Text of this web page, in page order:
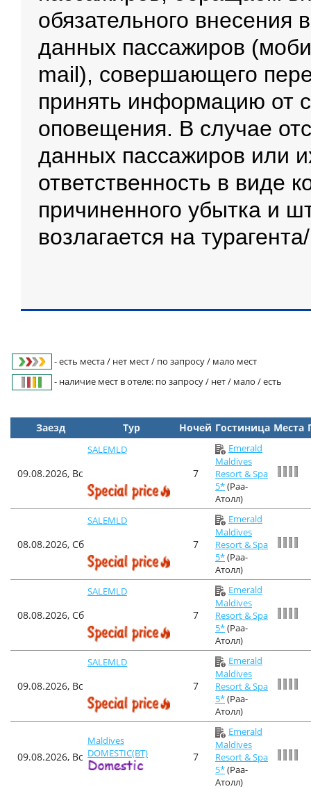
обязательного внесения
данных пассажиров
mail), совершающего
принять информацию от
оповещения. В случае
данных пассажиров или
ответственность в виде
причиненного убытка и
возлагается на
- есть места / нет мест / по запросу / мало мест
- наличие мест в отеле: по запросу / нет / мало / есть
Заезд Тур Ночей Гостиница Места
09.08.2026, Вс
SALEMLD
7
Emerald
Maldives
Resort & Spa
5*(Раа-
Атолл)
08.08.2026, Сб
SALEMLD
7
Emerald
Maldives
Resort & Spa
5*(Раа-
Атолл)
08.08.2026, Сб
SALEMLD
7
Emerald
Maldives
Resort & Spa
5*(Раа-
Атолл)
09.08.2026, Вс
SALEMLD
7
Emerald
Maldives
Resort & Spa
5*(Раа-
Атолл)
09.08.2026, Вс
Maldives
DOMESTIC(BT)
7
Emerald
Maldives
Resort & Spa
5*(Раа-
Атолл)